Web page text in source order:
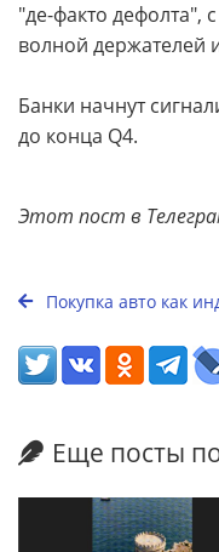
"де-факто дефолта",
волной держателей
Банки начнут
до конца Q4.
Этот пост в
Покупка авто как
Еще посты